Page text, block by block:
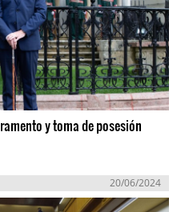
y toma de posesión
20/06/2024